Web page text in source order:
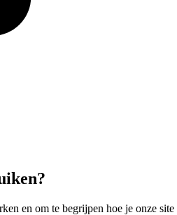
en om te begrijpen hoe je onze